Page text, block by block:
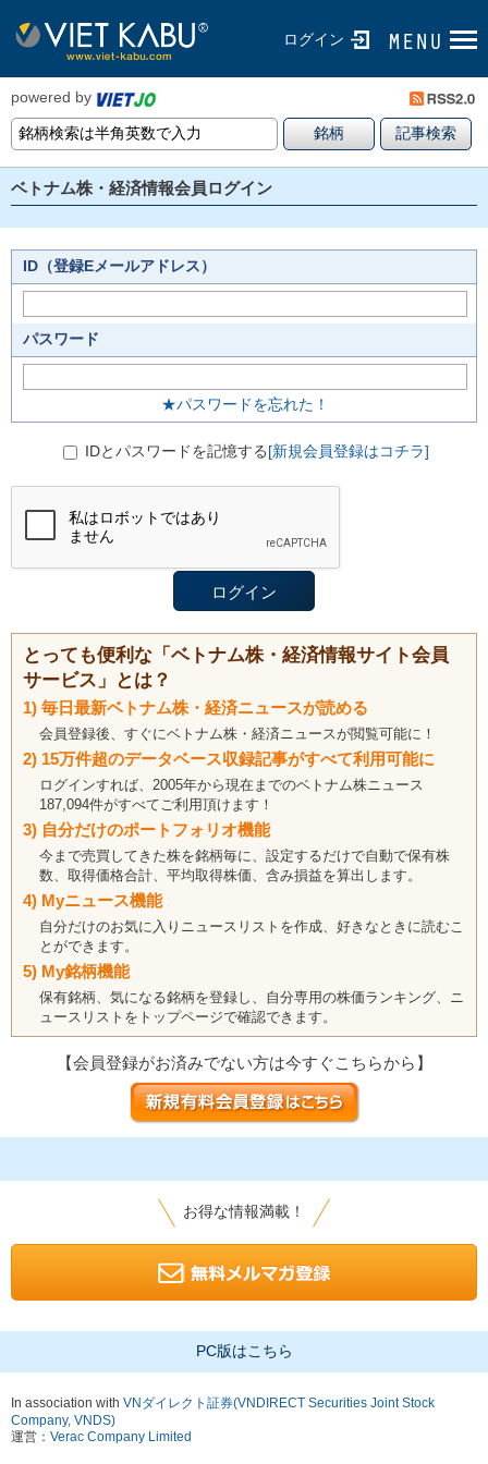
ログイン
powered by
ベトナム株・経済情報会員ログイン
ID（登録Eメールアドレス）
パスワード
★パスワードを忘れた！
IDとパスワードを記憶する[新規会員登録はコチラ]
とっても便利な「ベトナム株・経済情報サイト会員
サービス」とは？
1) 毎日最新ベトナム株・経済ニュースが読める
会員登録後、すぐにベトナム株・経済ニュースが閲覧可能に！
2) 15万件超のデータベース収録記事がすべて利用可能に
ログインすれば、2005年から現在までのベトナム株ニュース
187,094件がすべてご利用頂けます！
3) 自分だけのポートフォリオ機能
今まで売買してきた株を銘柄毎に、設定するだけで自動で保有株
数、取得価格合計、平均取得株価、含み損益を算出します。
4) Myニュース機能
自分だけのお気に入りニュースリストを作成、好きなときに読むこ
とができます。
5) My銘柄機能
保有銘柄、気になる銘柄を登録し、自分専用の株価ランキング、ニ
ュースリストをトップページで確認できます。
【会員登録がお済みでない方は今すぐこちらから】
お得な情報満載！
PC版はこちら
In association with VNダイレクト証券(VNDIRECT Securities Joint Stock
Company, VNDS)
運営： Verac Company Limited